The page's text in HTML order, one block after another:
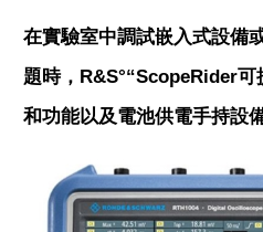
在實驗室中調試嵌入式設備
題時，R&S°“ScopeRider
和功能以及電池供電手持設